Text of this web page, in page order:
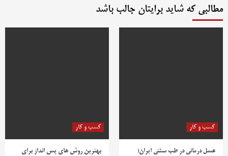
مطالبی که شاید برایتان جالب باشد
کسب و کار
عسل درمانی در طب سنتی ایران؛
کسب و کار
بهترین روش‌ های پس‌ انداز برای